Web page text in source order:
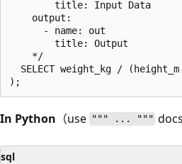
        title: Input Data
    output:
      - name: out
        title: Output
    */
SELECT weight_kg / (height_m
In Python （use """ ... """
sql